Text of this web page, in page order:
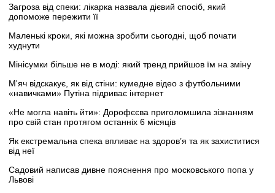
Загроза від спеки: лікарка назвала дієвий спосіб, який
допоможе пережити її
Маленькі кроки, які можна зробити сьогодні, щоб почати
худнути
Мінісумки більше не в моді: який тренд прийшов їм на зміну
М'яч відскакує, як від стіни: кумедне відео з футбольними
«навичками» Путіна підриває інтернет
«Не могла навіть йти»: Дорофєєва приголомшила зізнанням
про свій стан протягом останніх 6 місяців
Як екстремальна спека впливає на здоров’я та як захиститися
від неї
Садовий написав дивне пояснення про московського попа у
Львові